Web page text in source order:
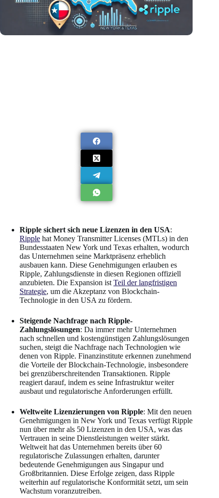
Ripple sichert sich neue Lizenzen in den USA:
Ripple hat Money Transmitter Licenses (MTLs) in den
Bundesstaaten New York und Texas erhalten, wodurch
das Unternehmen seine Marktpräsenz erheblich
ausbauen kann. Diese Genehmigungen erlauben es
Ripple, Zahlungsdienste in diesen Regionen offiziell
anzubieten. Die Expansion ist Teil der langfristigen
Strategie, um die Akzeptanz von Blockchain-
Technologie in den USA zu fördern.
Steigende Nachfrage nach Ripple-
Zahlungslösungen: Da immer mehr Unternehmen
nach schnellen und kostengünstigen Zahlungslösungen
suchen, steigt die Nachfrage nach Technologien wie
denen von Ripple. Finanzinstitute erkennen zunehmend
die Vorteile der Blockchain-Technologie, insbesondere
bei grenzüberschreitenden Transaktionen. Ripple
reagiert darauf, indem es seine Infrastruktur weiter
ausbaut und regulatorische Anforderungen erfüllt.
Weltweite Lizenzierungen von Ripple: Mit den neuen
Genehmigungen in New York und Texas verfügt Ripple
nun über mehr als 50 Lizenzen in den USA, was das
Vertrauen in seine Dienstleistungen weiter stärkt.
Weltweit hat das Unternehmen bereits über 60
regulatorische Zulassungen erhalten, darunter
bedeutende Genehmigungen aus Singapur und
Großbritannien. Diese Erfolge zeigen, dass Ripple
weiterhin auf regulatorische Konformität setzt, um sein
Wachstum voranzutreiben.